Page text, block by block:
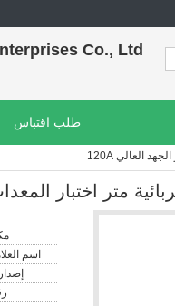
Co., Ltd.
طلب اقتباس
اسم